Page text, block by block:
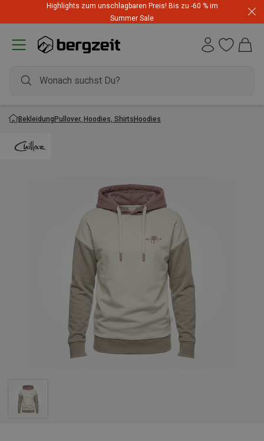
Highlights zum unschlagbaren Preis! Bis zu -60 % im
Summer Sale
BekleidungPullover, Hoodies, ShirtsHoodies